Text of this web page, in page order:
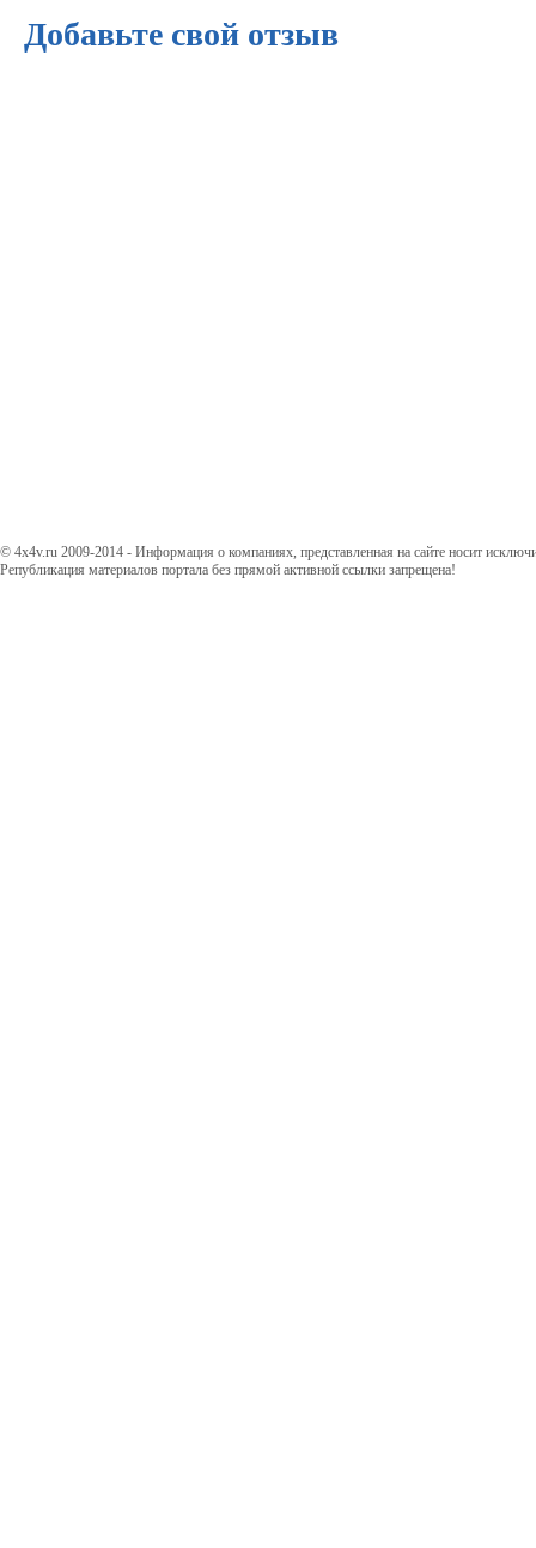
Добавьте свой отзыв
© 4x4v.ru 2009-2014 - Информация о компаниях, представленная на сайте носит
Републикация материалов портала без прямой активной ссылки запрещена!